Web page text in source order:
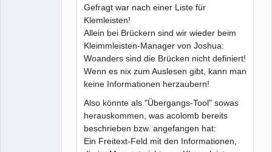
Gefragt war nach einer Liste für
Klemleisten!
Allein bei Brückern sind wir wieder beim
Kleimmleisten-Manager von Joshua:
Woanders sind die Brücken nicht definiert!
Wenn es nix zum Auslesen gibt, kann man
keine Informationen herzaubern!
Also könnte als "Übergangs-Tool" sowas
herauskommen, was acolomb bereits
beschrieben bzw. angefangen hat:
Ein Freitext-Feld mit den Informationen,